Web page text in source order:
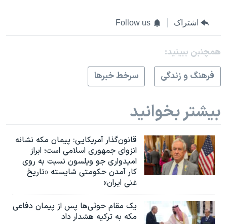
اشتراک Follow us
همچنبن ببینید:
فرهنگ و زندگی
سرخط خبرها
بیشتر بخوانید
قانون‌گذار آمریکایی: پیمان مکه نشانه
انزوای جمهوری اسلامی است؛ ابراز
امیدواری جو ویلسون نسبت به روی
کار آمدن حکومتی شایسته «تاریخ
غنی ایران»
یک مقام حوثی‌ها پس از پیمان دفاعی
مکه به ترکیه هشدار داد